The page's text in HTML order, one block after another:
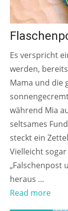
Es verspricht
werden,
Mama und die
während Mia
seltsames
steckt ein
Vielleicht
„Falschenpost
heraus …
Read more